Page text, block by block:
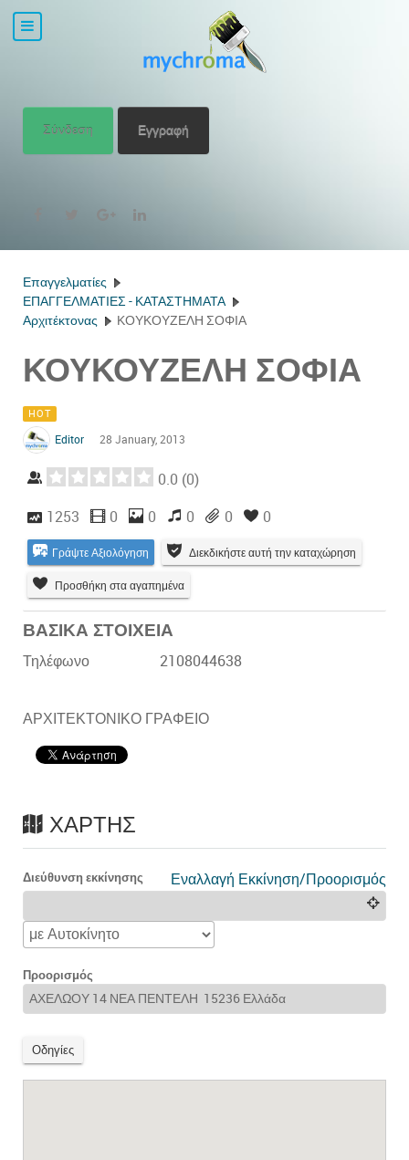
Σύνδεση Εγγραφή
Επαγγελματίες
ΕΠΑΓΓΕΛΜΑΤΙΕΣ - ΚΑΤΑΣΤΗΜΑΤΑ
Αρχιτέκτονας
ΚΟΥΚΟΥΖΕΛΗ ΣΟΦΙΑ
ΚΟΥΚΟΥΖΕΛΗ ΣΟΦΙΑ
HOT
Editor 28 January, 2013
0.0 (0)
1253 0 0 0 0 0
Γράψτε Αξιολόγηση Διεκδικήστε αυτή την καταχώρηση
Προσθήκη στα αγαπημένα
ΒΑΣΙΚΑ ΣΤΟΙΧΕΙΑ
Τηλέφωνο 2108044638
ΑΡΧΙΤΕΚΤΟΝΙΚΟ ΓΡΑΦΕΙΟ
ΧΆΡΤΗΣ
Εναλλαγή Εκκίνηση/Προορισμός
Διεύθυνση εκκίνησης
Προορισμός
Οδηγίες